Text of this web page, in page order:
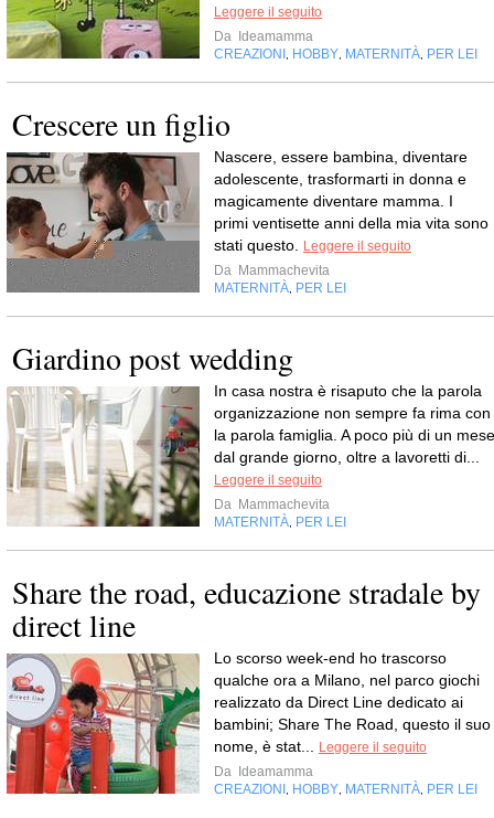
Leggere il seguito
Da
Ideamamma
CREAZIONI , HOBBY, MATERNITÀ, PER LEI
Crescere un figlio
Nascere, essere bambina, diventare
adolescente, trasformarti in donna e
magicamente diventare mamma. I
primi ventisette anni della mia vita sono
stati questo. Leggere il seguito
Da Mammachevita
MATERNITÀ, PER LEI
Giardino post wedding
In casa nostra è risaputo che la parola
organizzazione non sempre fa rima con
la parola famiglia. A poco più di un mese
dal grande giorno, oltre a lavoretti di...
Leggere il seguito
Da Mammachevita
MATERNITÀ, PER LEI
Share the road, educazione stradale by
direct line
Lo scorso week-end ho trascorso
qualche ora a Milano, nel parco giochi
realizzato da Direct Line dedicato ai
bambini; Share The Road, questo il suo
nome, è stat... Leggere il seguito
Da
Ideamamma
CREAZIONI , HOBBY, MATERNITÀ, PER LEI